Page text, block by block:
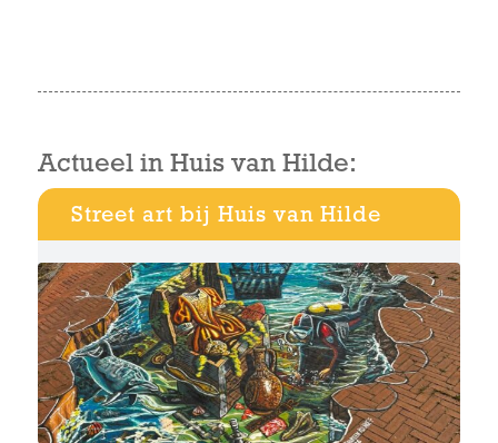
Actueel in Huis van Hilde:
Street art bij Huis van Hilde